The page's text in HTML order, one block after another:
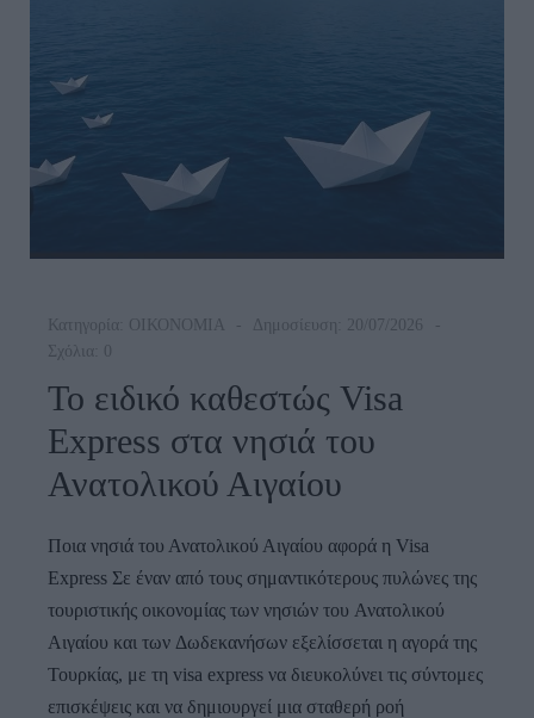
Κατηγορία: ΟΙΚΟΝΟΜΙΑ
Δημοσίευση: 20/07/2026
Σχόλια: 0
Το ειδικό καθεστώς Visa
Express στα νησιά του
Ανατολικού Αιγαίου
Ποια νησιά του Ανατολικού Αιγαίου αφορά η Visa
Express Σε έναν από τους σημαντικότερους πυλώνες της
τουριστικής οικονομίας των νησιών του Ανατολικού
Αιγαίου και των Δωδεκανήσων εξελίσσεται η αγορά της
Τουρκίας, με τη visa express να διευκολύνει τις σύντομες
επισκέψεις και να δημιουργεί μια σταθερή ροή